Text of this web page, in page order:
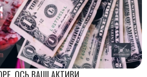
ОСЬ ВАШІ АКТИВИ